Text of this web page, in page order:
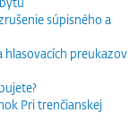
súpisného a
hlasovacích preukazov
Pri trenčianskej